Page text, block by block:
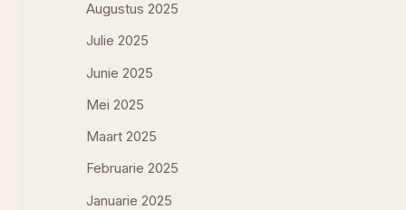
Augustus 2025
Julie 2025
Junie 2025
Mei 2025
Maart 2025
Februarie 2025
Januarie 2025